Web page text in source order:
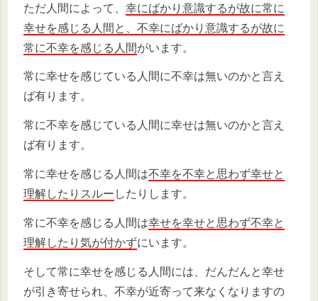
ただ人間によって、 幸にばかり意識するが故に常に
幸せを感じる人間と、不幸にばかり意識するが故に
常に不幸を感じる人間がいます。
常に幸せを感じている人間に不幸は無いのかと言え
ば有ります。
常に不幸を感じている人間に幸せは無いのかと言え
ば有ります。
常に幸せを感じる人間は不幸を不幸と思わず幸せと
理解したりスルー したりします。
常に不幸を感じる人間は幸せを幸せと思わず不幸と
理解したり気が付かずにいます。
そして常に幸せを感じる人間には、だんだんと幸せ
が引き寄せられ、不幸が近寄って来なくなりますの